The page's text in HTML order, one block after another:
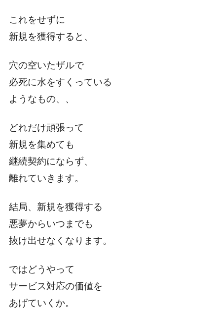
これをせずに
新規を獲得すると、
穴の空いたザルで
必死に水をすくっている
ようなもの、、
どれだけ頑張って
新規を集めても
継続契約にならず、
離れていきます。
結局、新規を獲得する
悪夢からいつまでも
抜け出せなくなります。
ではどうやって
サービス対応の価値を
あげていくか。